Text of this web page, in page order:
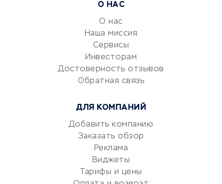
документооборот
Юридические компании
Аудиторские компании
Бухгалтерия онлайн
О НАС
О нас
Наша миссия
Сервисы
Инвесторам
Достоверность отзывов
Обратная связь
ДЛЯ КОМПАНИЙ
Добавить компанию
Заказать обзор
Реклама
Виджеты
Тарифы и цены